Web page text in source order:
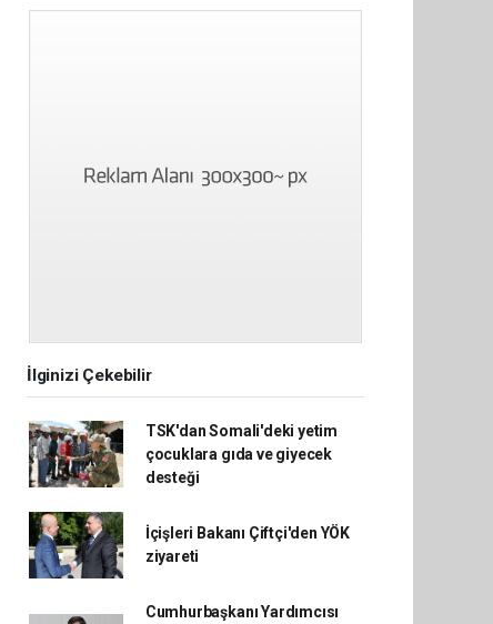
İlginizi Çekebilir
TSK'dan Somali'deki yetim
çocuklara gıda ve giyecek
desteği
İçişleri Bakanı Çiftçi'den YÖK
ziyareti
Cumhurbaşkanı Yardımcısı